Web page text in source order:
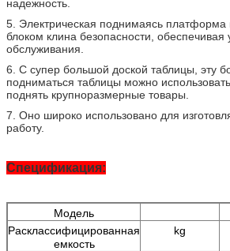
надежность.
5. Электрическая поднимаясь платформа
блоком клина безопасности, обеспечивая
обслуживания.
6. С супер большой доской таблицы, эту
подниматься таблицы можно
поднять крупноразмерные товары.
7. Оно широко использовано для
работу.
Спецификация:
Модель
Расклассифицированная
емкость
kg